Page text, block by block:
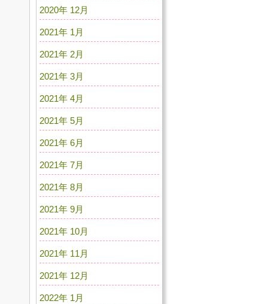
2020年 12月
2021年 1月
2021年 2月
2021年 3月
2021年 4月
2021年 5月
2021年 6月
2021年 7月
2021年 8月
2021年 9月
2021年 10月
2021年 11月
2021年 12月
2022年 1月